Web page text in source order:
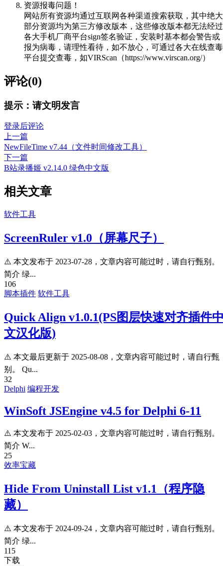
资源报毒问题！
网站所有资源均通过互联网各种渠道搜索获取，其中绝大
部分资源均为第三方修改版本，这些修改版本都无法经过
各大手机厂商平台sign签名验证，安装时基本都会警告或
报为病毒，请理性看待，如不放心，可通过各大在线查毒
平台提交查毒，如VIRScan（https://www.virscan.org/）
评论(0)
提示：请文明发言
登录后评论
上一篇
NewFileTime v7.44（文件时间修改工具）
下一篇
B站录播姬 v2.14.0 绿色中文版
相关文章
软件工具
ScreenRuler v1.0（屏幕尺子）
⚠️ 本文发布于 2023-07-28，文章内容可能过时，请自行甄别。
简介 绿...
106
脚本插件 软件工具
Quick Align v1.0.1(PS图层快速对齐插件
文汉化版)
⚠️ 本文最后更新于 2025-08-08，文章内容可能过时，请自行甄
别。 Qu...
32
Delphi 编程开发
WinSoft JSEngine v4.5 for Delphi 6-11
⚠️ 本文发布于 2025-02-03，文章内容可能过时，请自行甄别。
简介 W...
25
效率宝藏
Hide From Uninstall List v1.1（程序隐
藏）
⚠️ 本文发布于 2024-09-24，文章内容可能过时，请自行甄别。
简介 绿...
115
下载